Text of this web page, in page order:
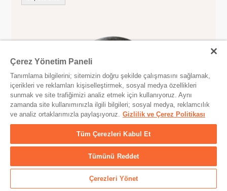
Çerez Yönetim Paneli
Tanımlama bilgilerini; sitemizin doğru şekilde çalışmasını sağlamak,
içerikleri ve reklamları kişiselleştirmek, sosyal medya özellikleri
sunmak ve site trafiğimizi analiz etmek için kullanıyoruz. Aynı
zamanda site kullanımınızla ilgili bilgileri; sosyal medya, reklamcılık
ve analiz ortaklarımızla paylaşıyoruz. Gizlilik ve Çerez Politikası
Tüm Çerezleri Kabul Et
Tümünü Reddet
Çerezleri Yönet